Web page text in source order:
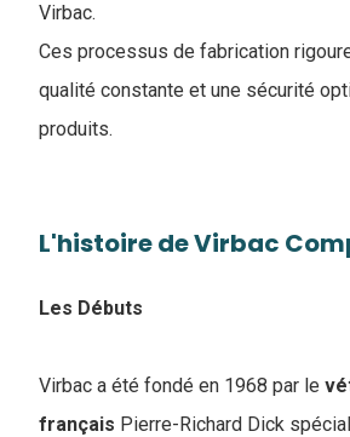
Virbac.
Ces processus de fabrication
qualité constante et une sécurité
produits.
L'histoire de Virbac
Les Débuts
Virbac a été fondé en 1968 par le
français Pierre-Richard Dick